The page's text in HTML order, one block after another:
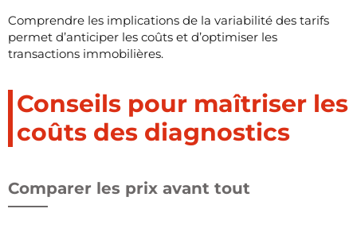
Comprendre les implications de la variabilité des tarifs
permet d’anticiper les coûts et d’optimiser les
transactions immobilières.
Conseils pour maîtriser les
coûts des diagnostics
Comparer les prix avant tout